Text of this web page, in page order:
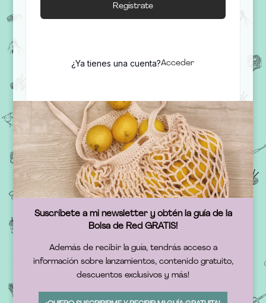
Regístrate
¿Ya tienes una cuenta?Acceder
Suscríbete a mi newsletter y obtén la guía de la
Bolsa de Red GRATIS!
Además de recibir la guía, tendrás acceso a
información sobre lanzamientos, contenido gratuito,
descuentos exclusivos y más!